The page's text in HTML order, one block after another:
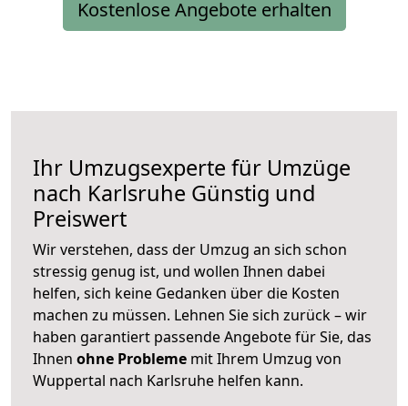
Kostenlose Angebote erhalten
Ihr Umzugsexperte für Umzüge
nach Karlsruhe Günstig und
Preiswert
Wir verstehen, dass der Umzug an sich schon
stressig genug ist, und wollen Ihnen dabei
helfen, sich keine Gedanken über die Kosten
machen zu müssen. Lehnen Sie sich zurück – wir
haben garantiert passende Angebote für Sie, das
Ihnen ohne Probleme mit Ihrem Umzug von
Wuppertal nach Karlsruhe helfen kann.